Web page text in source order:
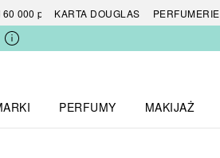
60 000 produktówKARTA DOUGLAS PERFUMERIE
PERFUMY
MAKIJAŻ